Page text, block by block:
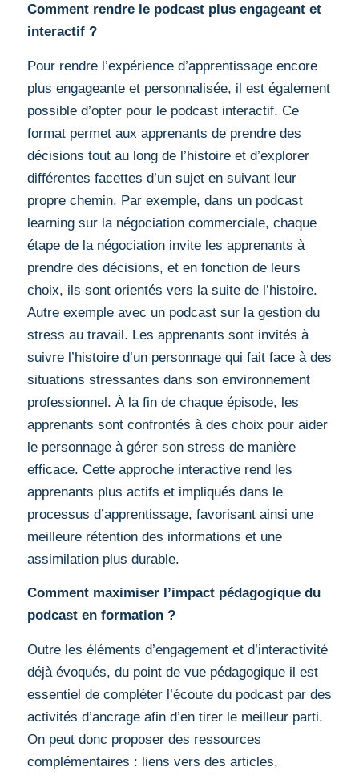
Comment rendre le podcast plus engageant et
interactif ?
Pour rendre l’expérience d’apprentissage encore
plus engageante et personnalisée, il est également
possible d’opter pour le podcast interactif. Ce
format permet aux apprenants de prendre des
décisions tout au long de l’histoire et d’explorer
différentes facettes d’un sujet en suivant leur
propre chemin. Par exemple, dans un podcast
learning sur la négociation commerciale, chaque
étape de la négociation invite les apprenants à
prendre des décisions, et en fonction de leurs
choix, ils sont orientés vers la suite de l’histoire.
Autre exemple avec un podcast sur la gestion du
stress au travail. Les apprenants sont invités à
suivre l’histoire d’un personnage qui fait face à des
situations stressantes dans son environnement
professionnel. À la fin de chaque épisode, les
apprenants sont confrontés à des choix pour aider
le personnage à gérer son stress de manière
efficace. Cette approche interactive rend les
apprenants plus actifs et impliqués dans le
processus d’apprentissage, favorisant ainsi une
meilleure rétention des informations et une
assimilation plus durable.
Comment maximiser l’impact pédagogique du
podcast en formation ?
Outre les éléments d’engagement et d’interactivité
déjà évoqués, du point de vue pédagogique il est
essentiel de compléter l’écoute du podcast par des
activités d’ancrage afin d’en tirer le meilleur parti.
On peut donc proposer des ressources
complémentaires : liens vers des articles,